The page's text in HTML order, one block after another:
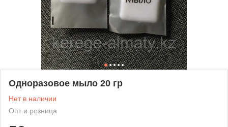
Одноразовое мыло 20 гр
Нет в наличии
Опт и розница